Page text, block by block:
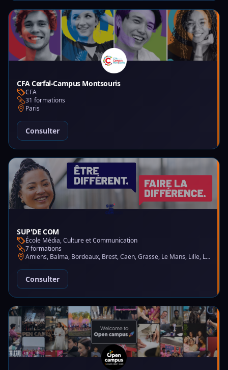
CFA Cerfal-Campus Montsouris
CFA
31 formations
Paris
Consulter
SUP'DE COM
École Média, Culture et Communication
7 formations
Amiens, Balma, Bordeaux, Brest, Caen, Grasse, Le Mans, Lille, Lyon, Montpellier, Nantes, Nice, Paris, Saint-Martin-d'Hères
Consulter